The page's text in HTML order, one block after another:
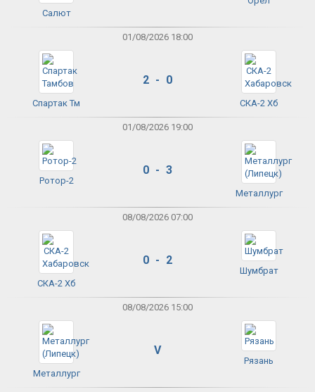
Салют
01/08/2026 18:00
Спартак Тм
2 - 0
СКА-2 Хб
01/08/2026 19:00
Ротор-2
0 - 3
Металлург
08/08/2026 07:00
СКА-2 Хб
0 - 2
Шумбрат
08/08/2026 15:00
Металлург
V
Рязань